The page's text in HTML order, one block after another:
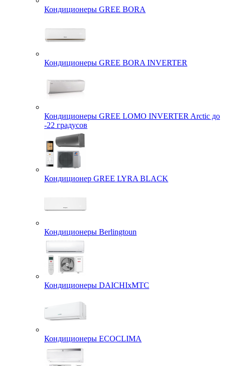
Кондиционеры GREE BORA
Кондиционеры GREE BORA INVERTER
Кондиционеры GREE LOMO INVERTER Arctic до
-22 градусов
Кондиционер GREE LYRA BLACK
Кондиционеры Berlingtoun
Кондиционеры DAICHIxMTC
Кондиционеры ECOCLIMA